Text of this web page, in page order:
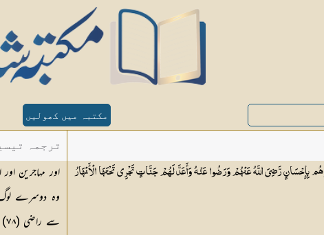
مکتبہ میں کھولیں
بِإِحْسَانٍ رَّضِيَ اللَّهُ عَنْهُمْ وَرَضُوا عَنْهُ وَأَعَدَّ لَهُمْ جَنَّاتٍ تَجْرِي تَحْتَهَا الْأَنْهَارُ
ترجمہ
اور مہاجرین
وہ دوسرے لوگ
سے راضی (٧٨)